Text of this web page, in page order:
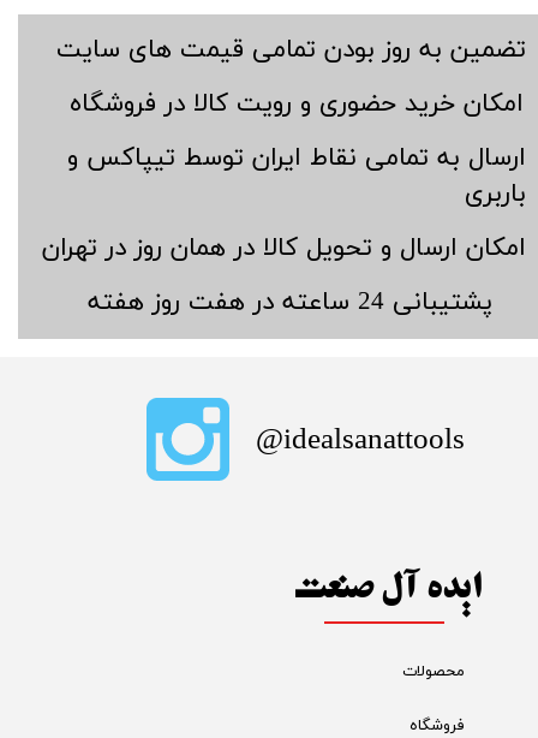
​تضمین به روز بودن تمامی قیمت های سایت
​امکان خرید حضوری و رویت کالا در فروشگاه
​ارسال به تمامی نقاط ایران توسط تیپاکس و
باربری
​امکان ارسال و تحویل کالا در همان روز در تهران
​پشتیبانی 24 ساعته در هفت روز هفته
ایده آل صنعت
محصولات
فروشگاه
​idealsanattools@